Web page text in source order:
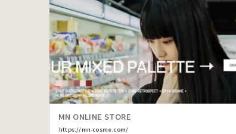
MN ONLINE STORE
https://mn-cosme.com/